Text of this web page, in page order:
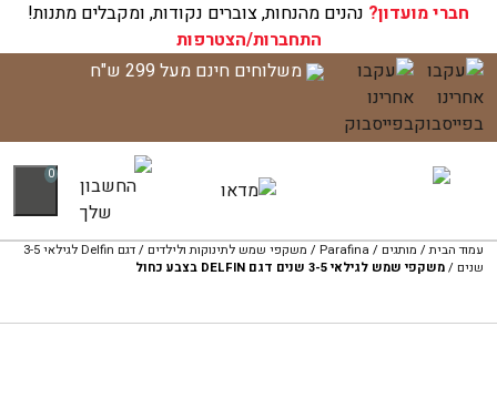
חברי מועדון? נהנים מהנחות, צוברים נקודות, ומקבלים מתנות!
התחברות/הצטרפות
דלג
לתוכן
משלוחים חינם מעל 299 ש"ח
0
עגלת הקניות שלך ריקה כעת!
עמוד הבית/ מותגים /
Parafina
/ משקפי שמש לתינוקות ולילדים /
דגם Delfin לגילאי 3-5
שנים /משקפי שמש לגילאי 3-5 שנים דגם DELFIN בצבע כחול